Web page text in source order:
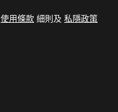
使用條款 細則及 私隱政策